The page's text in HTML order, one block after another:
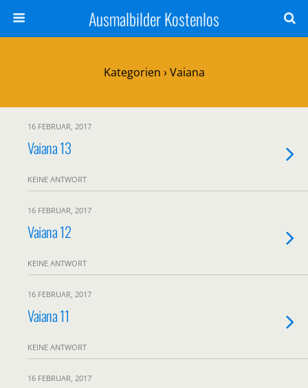
Ausmalbilder Kostenlos
Kategorien › Vaiana
16 FEBRUAR, 2017
Vaiana 13
KEINE ANTWORT
16 FEBRUAR, 2017
Vaiana 12
KEINE ANTWORT
16 FEBRUAR, 2017
Vaiana 11
KEINE ANTWORT
16 FEBRUAR, 2017